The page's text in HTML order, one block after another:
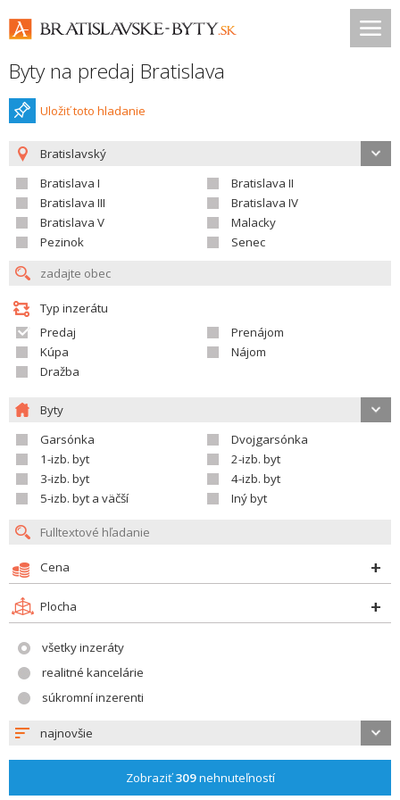
Byty na predaj Bratislava
Uložiť toto hladanie
Bratislavský
Bratislava I
Bratislava II
Bratislava III
Bratislava IV
Bratislava V
Malacky
Pezinok
Senec
Typ inzerátu
Predaj
Prenájom
Kúpa
Nájom
Dražba
Byty
Garsónka
Dvojgarsónka
1-izb. byt
2-izb. byt
3-izb. byt
4-izb. byt
5-izb. byt a väčší
Iný byt
Cena
Plocha
všetky inzeráty
realitné kancelárie
súkromní inzerenti
najnovšie
Zobraziť309nehnuteľností